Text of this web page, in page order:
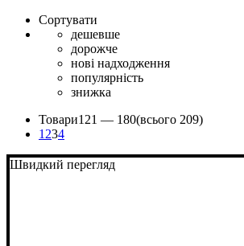
Сортувати
дешевше
дорожче
нові надходження
популярність
знижка
Товари121 — 180(всього 209)
1 234
Швидкий перегляд